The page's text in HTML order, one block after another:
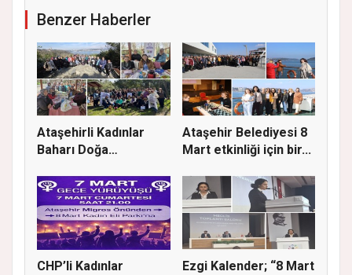
Benzer Haberler
Ataşehirli Kadınlar
Baharı Doğa
Ataşehir Belediyesi 8
Mart etkinliği için bir...
CHP’li Kadınlar
Ezgi Kalender; “8 Mart